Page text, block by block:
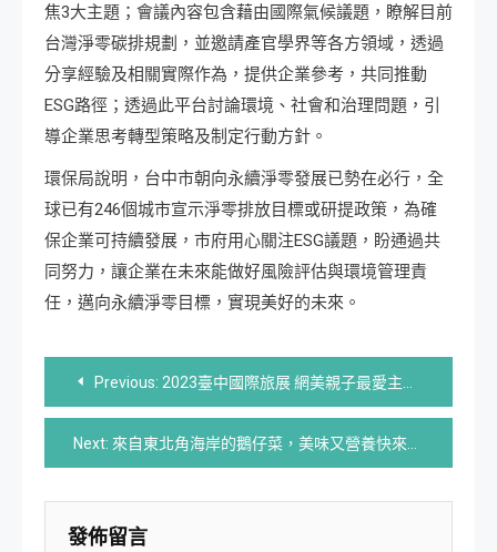
焦3大主題；會議內容包含藉由國際氣候議題，瞭解目前
台灣淨零碳排規劃，並邀請產官學界等各方領域，透過
分享經驗及相關實際作為，提供企業參考，共同推動
ESG路徑；透過此平台討論環境、社會和治理問題，引
導企業思考轉型策略及制定行動方針。
環保局說明，台中市朝向永續淨零發展已勢在必行，全
球已有246個城市宣示淨零排放目標或研提政策，為確
保企業可持續發展，市府用心關注ESG議題，盼通過共
同努力，讓企業在未來能做好風險評估與環境管理責
任，邁向永續淨零目標，實現美好的未來。
文
章
導
覽
Previous: 2023臺中國際旅展 網美親子最愛主題樂園 陪您玩趣暑假！
Next: 來自東北角海岸的鵝仔菜，美味又營養快來嚐鮮吧！
發佈留言